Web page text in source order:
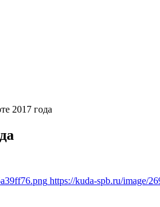
2017 года
https://kuda-spb.ru/image/